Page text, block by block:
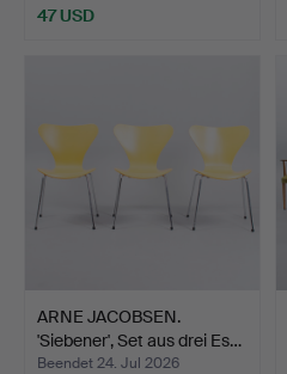
47 USD
ARNE JACOBSEN.
'Siebener', Set aus drei Es…
Beendet 24. Jul 2026